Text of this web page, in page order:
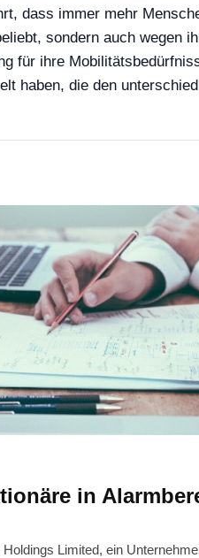
dass immer mehr
sondern auch wegen
für ihre
haben, die den
in
Limited, ein